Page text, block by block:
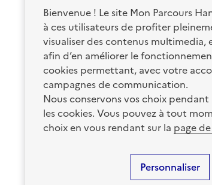
Bienvenue ! Le site Mon Parcours
à ces utilisateurs de profiter
visualiser des contenus
afin d’en améliorer le
cookies permettant, avec votre
campagnes de communication.
Nous conservons vos choix
les cookies. Vous pouvez à tout
choix en vous rendant sur la page
Personnaliser
Nos partenaires
La Caisse des Dépôts
accompagne les parcours